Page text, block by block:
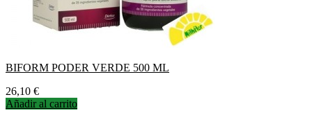
BIFORM PODER VERDE 500 ML
Precio
26,10 €
Añadir al carrito